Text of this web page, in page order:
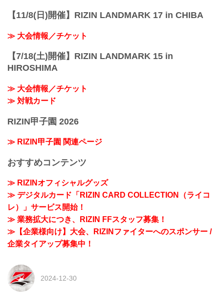
【11/8(日)開催】RIZIN LANDMARK 17 in CHIBA
≫ 大会情報／チケット
【7/18(土)開催】RIZIN LANDMARK 15 in
HIROSHIMA
≫ 大会情報／チケット
≫ 対戦カード
RIZIN甲子園 2026
≫ RIZIN甲子園 関連ページ
おすすめコンテンツ
≫ RIZINオフィシャルグッズ
≫ デジタルカード「RIZIN CARD COLLECTION（ライコ
レ）」サービス開始！
≫ 業務拡大につき、RIZIN FFスタッフ募集！
≫【企業様向け】大会、RIZINファイターへのスポンサー /
企業タイアップ募集中！
2024-12-30